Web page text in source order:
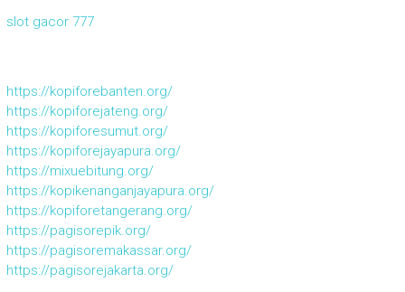
slot gacor 777
https://kopiforebanten.org/
https://kopiforejateng.org/
https://kopiforesumut.org/
https://kopiforejayapura.org/
https://mixuebitung.org/
https://kopikenanganjayapura.org/
https://kopiforetangerang.org/
https://pagisorepik.org/
https://pagisoremakassar.org/
https://pagisorejakarta.org/